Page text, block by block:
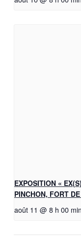
EXPOSITION «
PINCHON, FORT
août 11 @ 8 h 00 min